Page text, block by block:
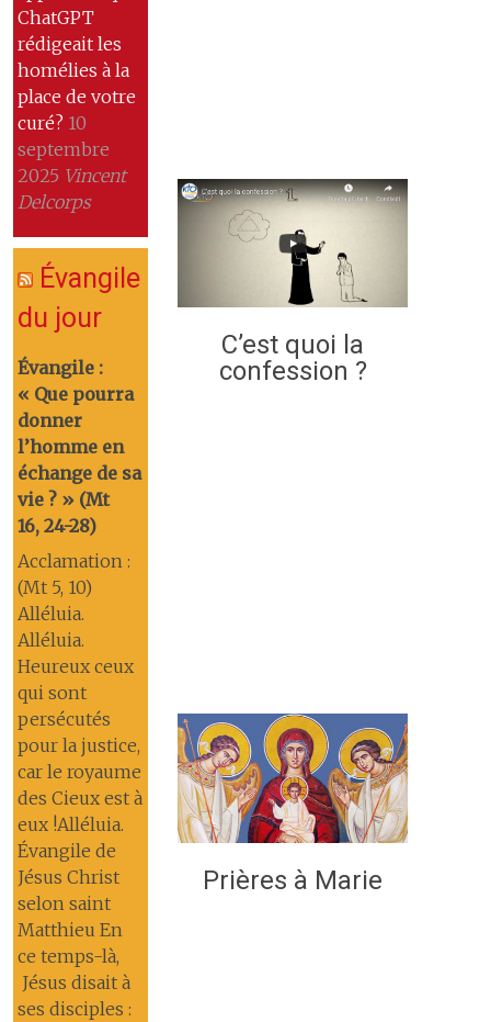
ChatGPT
rédigeait les
homélies à la
place de votre
curé? 10
septembre
2025 Vincent
Delcorps
Évangile
du jour
Évangile :
« Que pourra
donner
l’homme en
échange de sa
vie ? » (Mt
16, 24-28)
Acclamation :
(Mt 5, 10)
Alléluia.
Alléluia.
Heureux ceux
qui sont
persécutés
pour la justice,
car le royaume
des Cieux est à
eux !Alléluia.
Évangile de
Jésus Christ
selon saint
Matthieu En
ce temps-là,
Jésus disait à
ses disciples :
C’est quoi la
confession ?
Prières à Marie